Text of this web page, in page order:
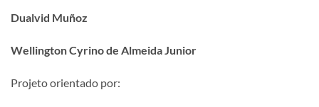
Dualvid Muñoz
Wellington Cyrino de Almeida Junior
Projeto orientado por: